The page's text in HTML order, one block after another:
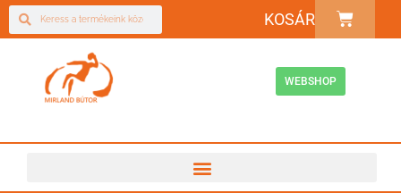
KOSÁR
WEBSHOP